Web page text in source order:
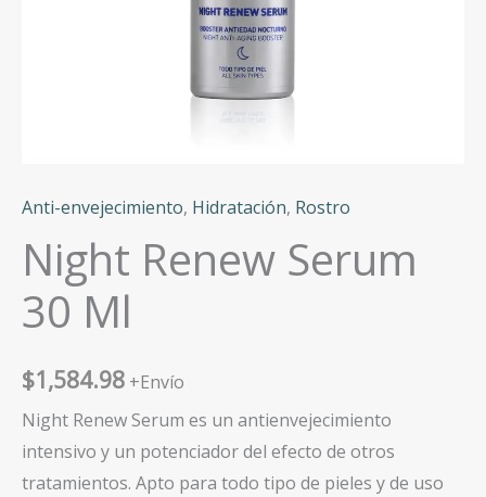
Anti-envejecimiento, Hidratación, Rostro
Night Renew Serum
30 Ml
$1,584.98 +Envío
Night Renew Serum es un antienvejecimiento
intensivo y un potenciador del efecto de otros
tratamientos. Apto para todo tipo de pieles y de uso